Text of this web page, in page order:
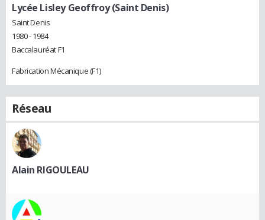
Lycée Lisley Geoffroy (Saint Denis)
Saint Denis
1980 - 1984
Baccalauréat F1
Fabrication Mécanique (F1)
Réseau
Alain RIGOULEAU